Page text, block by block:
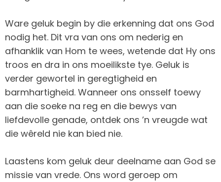
Ware geluk begin by die erkenning dat ons God
nodig het. Dit vra van ons om nederig en
afhanklik van Hom te wees, wetende dat Hy ons
troos en dra in ons moeilikste tye. Geluk is
verder gewortel in geregtigheid en
barmhartigheid. Wanneer ons onsself toewy
aan die soeke na reg en die bewys van
liefdevolle genade, ontdek ons ’n vreugde wat
die wêreld nie kan bied nie.
Laastens kom geluk deur deelname aan God se
missie van vrede. Ons word geroep om